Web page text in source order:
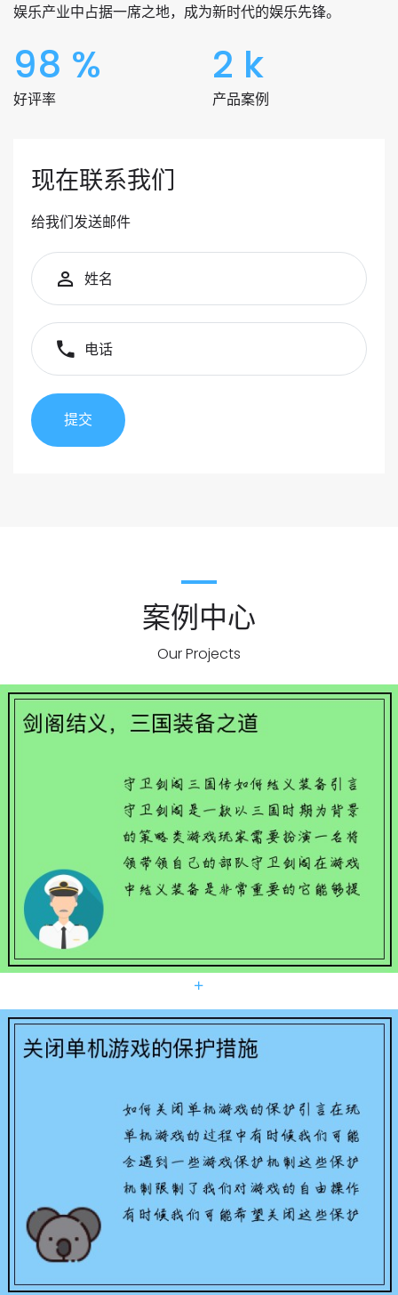
娱乐产业中占据一席之地，成为新时代的娱乐先锋。
98 %
好评率
2 k
产品案例
现在联系我们
给我们发送邮件
姓名
电话
提交
案例中心
Our Projects